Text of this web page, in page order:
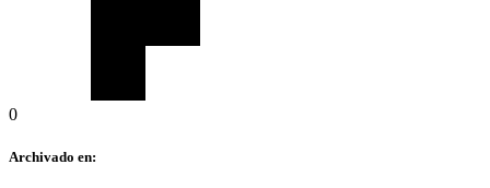
0
Archivado en: